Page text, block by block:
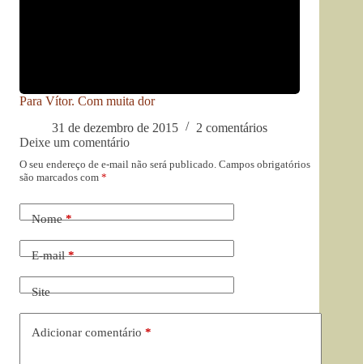
Para Vítor. Com muita dor
31 de dezembro de 2015
2 comentários
Deixe um comentário
O seu endereço de e-mail não será publicado. Campos obrigatórios
são marcados com *
Nome*
E-mail*
Site
Adicionar comentário *